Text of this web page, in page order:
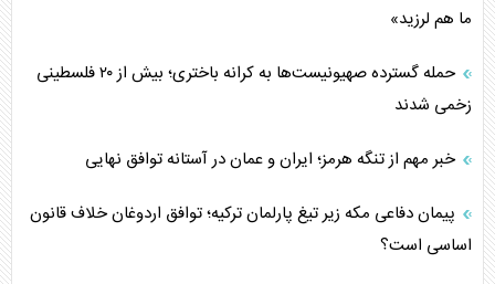
ما هم لرزید»
حمله گسترده صهیونیست‌ها به کرانه باختری؛ بیش از ۲۰ فلسطینی
زخمی شدند
خبر مهم از تنگه هرمز؛ ایران و عمان در آستانه توافق نهایی
پیمان دفاعی مکه زیر تیغ پارلمان ترکیه؛ توافق اردوغان خلاف قانون
اساسی است؟